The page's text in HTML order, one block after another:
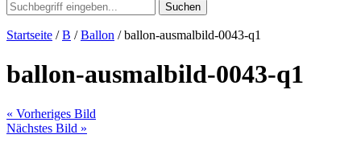
Suchen
Startseite /B /Ballon / ballon-ausmalbild-0043-q1
ballon-ausmalbild-0043-q1
« Vorheriges Bild
Nächstes Bild »